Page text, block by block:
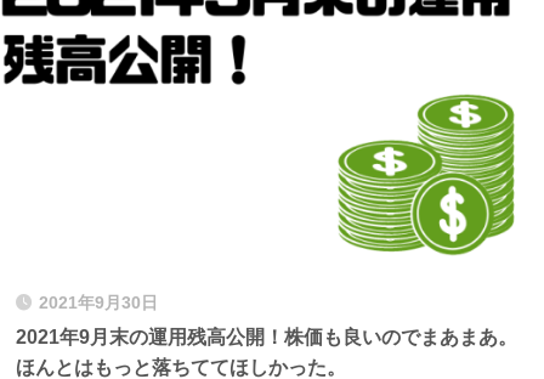
2021年9月30日
2021年9月末の運用残高公開！株価も良いのでまあまあ。
ほんとはもっと落ちててほしかった。